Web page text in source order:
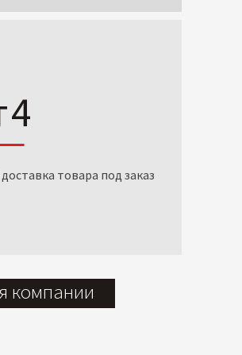
4
товара под заказ
компании